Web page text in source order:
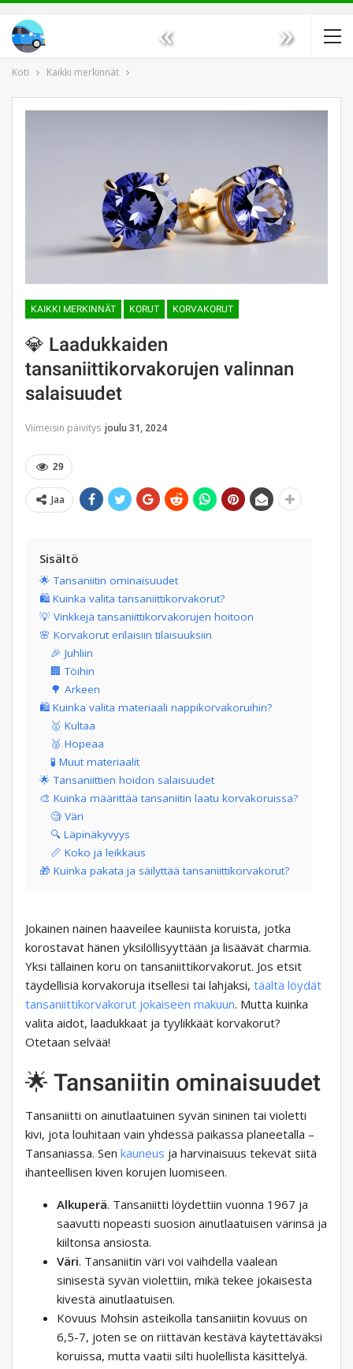
« »
Koti Kaikki merkinnät
KAIKKI MERKINNÄT KORUT KORVAKORUT
💎 Laadukkaiden
tansaniittikorvakorujen valinnan
salaisuudet
Viimeisin päivitys joulu 31, 2024
29
Jaa
Sisältö
🌟 Tansaniitin ominaisuudet
🛍️ Kuinka valita tansaniittikorvakorut?
💡 Vinkkejä tansaniittikorvakorujen hoitoon
🌸 Korvakorut erilaisiin tilaisuuksiin
🎉 Juhliin
🏢 Töihin
🌳 Arkeen
🛍️ Kuinka valita materiaali nappikorvakoruihin?
🥇 Kultaa
🥈 Hopeaa
🧪 Muut materiaalit
🌟 Tansaniittien hoidon salaisuudet
🎨 Kuinka määrittää tansaniitin laatu korvakoruissa?
🧐 Väri
🔍 Läpinäkyvyys
📏 Koko ja leikkaus
🎁 Kuinka pakata ja säilyttää tansaniittikorvakorut?
Jokainen nainen haaveilee kauniista koruista, jotka
korostavat hänen yksilöllisyyttään ja lisäävät charmia.
Yksi tällainen koru on tansaniittikorvakorut. Jos etsit
täydellisiä korvakoruja itsellesi tai lahjaksi, täältä löydät
tansaniittikorvakorut jokaiseen makuun. Mutta kuinka
valita aidot, laadukkaat ja tyylikkäät korvakorut?
Otetaan selvää!
🌟 Tansaniitin ominaisuudet
Tansaniitti on ainutlaatuinen syvän sininen tai violetti
kivi, jota louhitaan vain yhdessä paikassa planeetalla –
Tansaniassa. Sen kauneus ja harvinaisuus tekevät siitä
ihanteellisen kiven korujen luomiseen.
Alkuperä. Tansaniitti löydettiin vuonna 1967 ja
saavutti nopeasti suosion ainutlaatuisen värinsä ja
kiiltonsa ansiosta.
Väri. Tansaniitin väri voi vaihdella vaalean
sinisestä syvän violettiin, mikä tekee jokaisesta
kivestä ainutlaatuisen.
Kovuus Mohsin asteikolla tansaniitin kovuus on
6,5-7, joten se on riittävän kestävä käytettäväksi
koruissa, mutta vaatii silti huolellista käsittelyä.